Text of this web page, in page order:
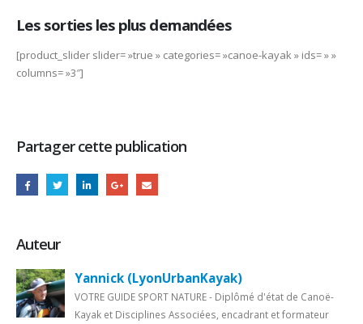
Les sorties les plus demandées
[product_slider slider= »true » categories= »canoe-kayak » ids= » »
columns= »3″]
Partager cette publication
Auteur
Yannick (LyonUrbanKayak)
VOTRE GUIDE SPORT NATURE - Diplômé d'état de Canoë-
Kayak et Disciplines Associées, encadrant et formateur